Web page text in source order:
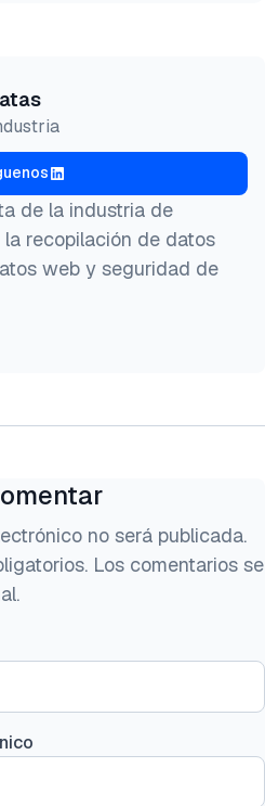
Gulbahar},
conjuntos de datos de
aimultiple.com/
Recuperado el 11 de Mayo
de la industria de
recopilación de datos
web y seguridad de
no será publicada.
Los comentarios se